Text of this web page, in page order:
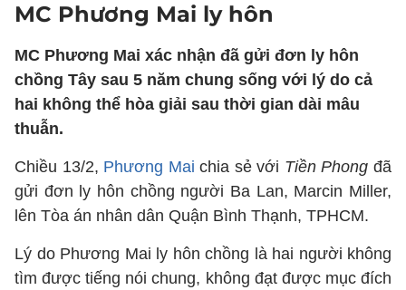
MC Phương Mai ly hôn
MC Phương Mai xác nhận đã gửi đơn ly hôn
chồng Tây sau 5 năm chung sống với lý do cả
hai không thể hòa giải sau thời gian dài mâu
thuẫn.
Chiều 13/2, Phương Maichia sẻ với Tiền Phongđã
gửi đơn ly hôn chồng người Ba Lan, Marcin Miller,
lên Tòa án nhân dân Quận Bình Thạnh, TPHCM.
Lý do Phương Mai ly hôn chồng là hai người không
tìm được tiếng nói chung, không đạt được mục đích